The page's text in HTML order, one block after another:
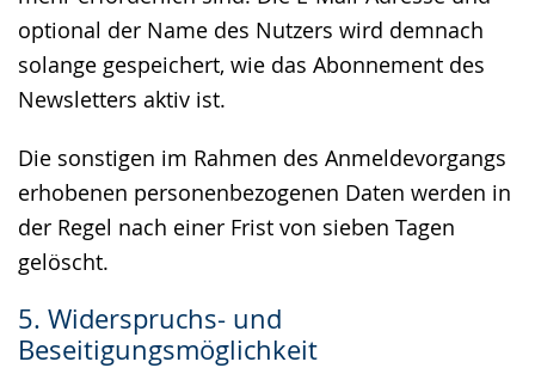
optional der Name des Nutzers wird demnach
solange gespeichert, wie das Abonnement des
Newsletters aktiv ist.
Die sonstigen im Rahmen des Anmeldevorgangs
erhobenen personenbezogenen Daten werden in
der Regel nach einer Frist von sieben Tagen
gelöscht.
5. Widerspruchs- und
Beseitigungsmöglichkeit